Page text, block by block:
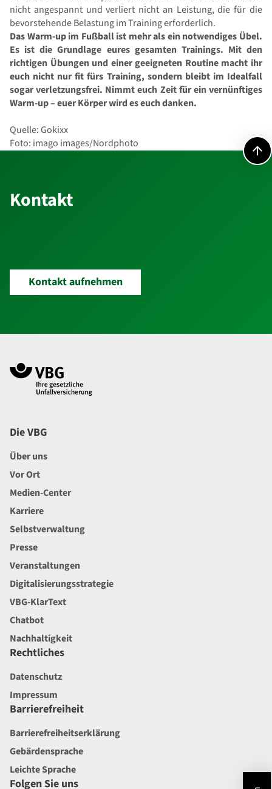
nicht angespannt und verliert nicht an Leistung, die für die
bevorstehende Belastung im Training erforderlich.
Das Warm-up im Fußball ist mehr als ein notwendiges Übel.
Es ist die Grundlage eures gesamten Trainings. Mit den
richtigen Übungen und einer geeigneten Routine macht ihr
euch nicht nur fit fürs Training, sondern bleibt im Idealfall
sogar verletzungsfrei. Nimmt euch Zeit für ein vernünftiges
Warm-up – euer Körper wird es euch danken.
Quelle: Gokixx
Foto: imago images/Nordphoto
Kontakt
Kontakt aufnehmen
Die VBG
Über uns
Vor Ort
Medien-Center
Karriere
Selbstverwaltung
Presse
Veranstaltungen
Digitalisierungsstrategie
VBG-KlarText
Chatbot
Nachhaltigkeit
Rechtliches
Datenschutz
Impressum
Barrierefreiheit
Barrierefreiheitserklärung
Gebärdensprache
Leichte Sprache
Folgen Sie uns